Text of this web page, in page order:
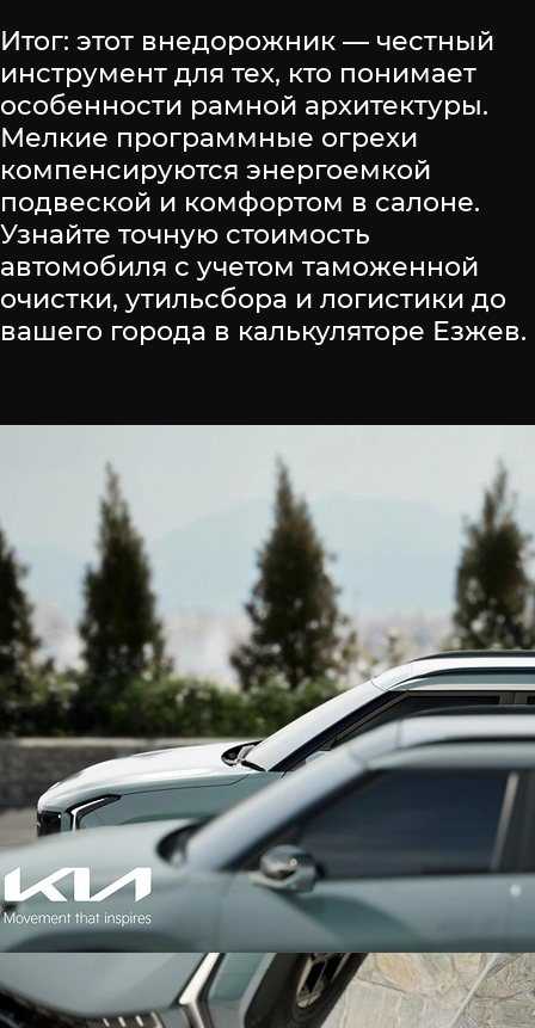
Итог: этот внедорожник — честный
инструмент для тех, кто понимает
особенности рамной архитектуры.
Мелкие программные огрехи
компенсируются энергоемкой
подвеской и комфортом в салоне.
Узнайте точную стоимость
автомобиля с учетом таможенной
очистки, утильсбора и логистики до
вашего города в калькуляторе Езжев.